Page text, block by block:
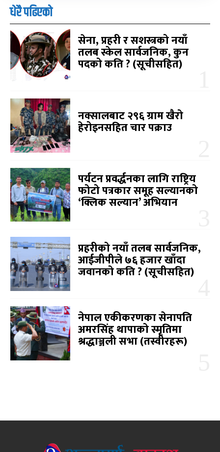
धेरै पढिएको
सेना, प्रहरी र सशस्त्रको नयाँ
तलब स्केल सार्वजनिक, कुन
पदको कति ? (सूचीसहित)
नक्सालबाट २९६ ग्राम खैरो
हेरोइनसहित चार पक्राउ
पर्यटन प्रवर्द्धनका लागि राष्ट्रिय
फोटो पत्रकार समूह सल्यानको
‘क्लिक सल्यान’ अभियान
प्रहरीको नयाँ तलब सार्वजनिक,
आईजीपीले ७६ हजार खाँदा
जवानको कति ? (सूचीसहित)
नेपाल एकीकरणका सेनापति
अमरसिंह थापाको स्मृतिमा
श्रद्धाञ्जली सभा (तस्वीरहरू)